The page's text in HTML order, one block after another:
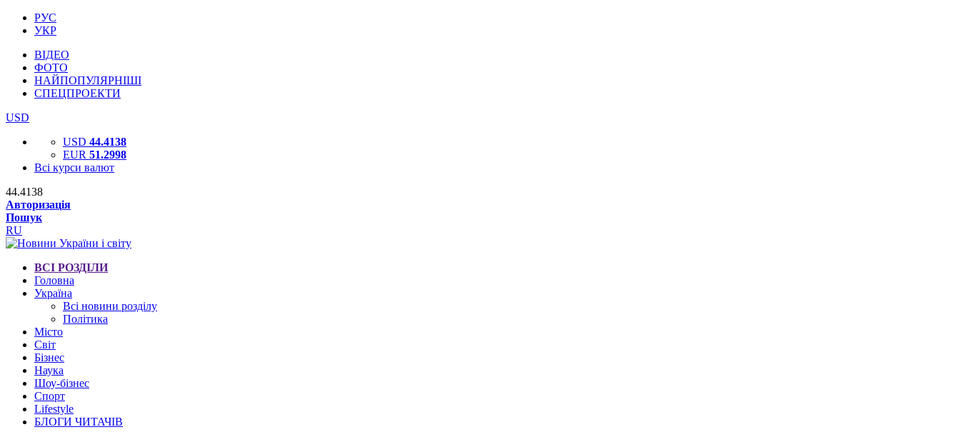
РУС
УКР
ВІДЕО
ФОТО
НАЙПОПУЛЯРНІШІ
СПЕЦПРОЕКТИ
USD
USD 44.4138
EUR 51.2998
Всі курси валют
44.4138
Авторизація
Пошук
RU
ВСІ РОЗДІЛИ
Головна
Україна
Всі новини розділу
Політика
Місто
Світ
Бізнес
Наука
Шоу-бізнес
Спорт
Lifestyle
БЛОГИ ЧИТАЧІВ